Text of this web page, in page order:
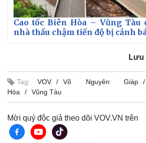
Cao tốc Biên Hòa – Vũng Tàu
nhà thầu chậm tiến độ bị cảnh
Lưu
Tag: VOV Võ Nguyên Giáp
Hòa
Vũng Tàu
Mời quý độc giả theo dõi VOV.VN trên